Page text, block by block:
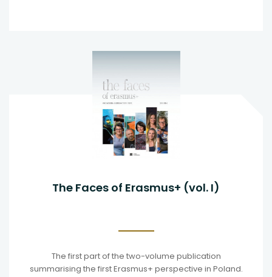
The Faces of Erasmus+ (vol. I)
The first part of the two-volume publication
summarising the first Erasmus+ perspective in Poland.